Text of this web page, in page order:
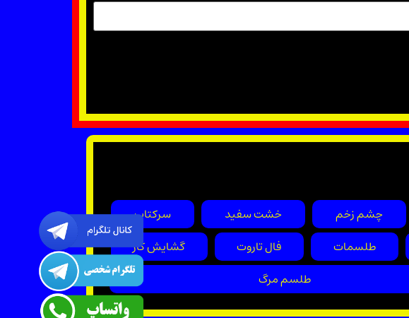
چشم زخم خشت سفید
سرکتاب
طلسمات فال تاروت
گشایش کار
طلسم مرگ